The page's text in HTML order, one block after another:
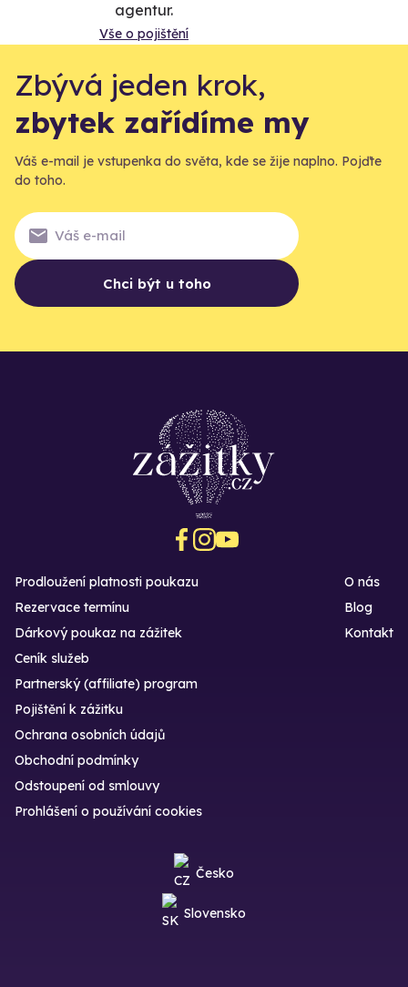
agentur.
Vše o pojištění
Zbývá jeden krok,
zbytek zařídíme my
Váš e-mail je vstupenka do světa, kde se žije naplno. Pojďte
do toho.
Chci být u toho
Prodloužení platnosti poukazu
Rezervace termínu
Dárkový poukaz na zážitek
O nás
Blog
Kontakt
Ceník služeb
Partnerský (affiliate) program
Pojištění k zážitku
Ochrana osobních údajů
Obchodní podmínky
Odstoupení od smlouvy
Prohlášení o používání cookies
Česko
Slovensko